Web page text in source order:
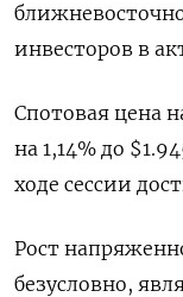
инвесторов в
Спотовая цена
на 1,14% до
ходе сессии
Рост
безусловно,